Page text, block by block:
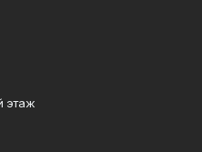
этаж